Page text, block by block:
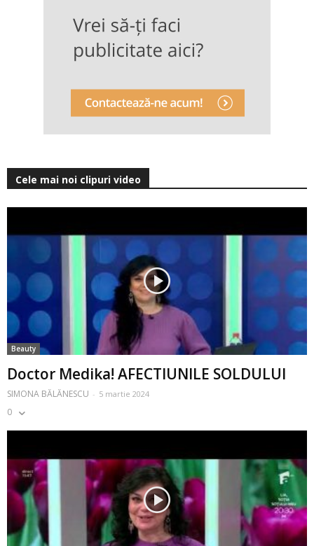
Cele mai noi clipuri video
Beauty
Doctor Medika! AFECTIUNILE SOLDULUI
SIMONA BĂLĂNESCU - 5 martie 2024
0